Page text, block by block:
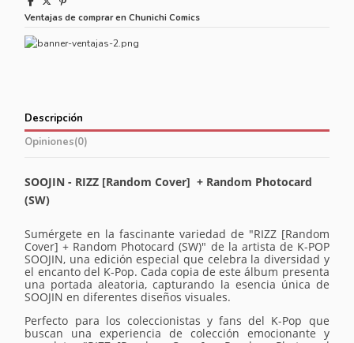
Ventajas de comprar en Chunichi Comics
Descripción
Opiniones(0)
SOOJIN - RIZZ [Random Cover] + Random Photocard
(SW)
Sumérgete en la fascinante variedad de "RIZZ [Random
Cover] + Random Photocard (SW)" de la artista de K-POP
SOOJIN, una edición especial que celebra la diversidad y
el encanto del K-Pop. Cada copia de este álbum presenta
una portada aleatoria, capturando la esencia única de
SOOJIN en diferentes diseños visuales.
Perfecto para los coleccionistas y fans del K-Pop que
buscan una experiencia de colección emocionante y